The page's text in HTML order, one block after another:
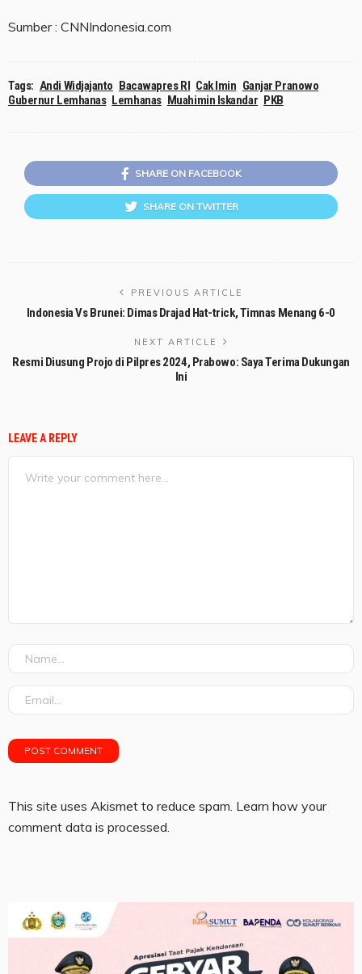
Sumber : CNNIndonesia.com
Tags: Andi Widjajanto Bacawapres RI Cak Imin Ganjar Pranowo
Gubernur Lemhanas Lemhanas Muahimin Iskandar PKB
SHARE ON FACEBOOK
SHARE ON TWITTER
PREVIOUS ARTICLE
Indonesia Vs Brunei: Dimas Drajad Hat-trick, Timnas Menang 6-0
NEXT ARTICLE
Resmi Diusung Projo di Pilpres 2024, Prabowo: Saya Terima Dukungan
Ini
LEAVE A REPLY
This site uses Akismet to reduce spam. Learn how your
comment data is processed.